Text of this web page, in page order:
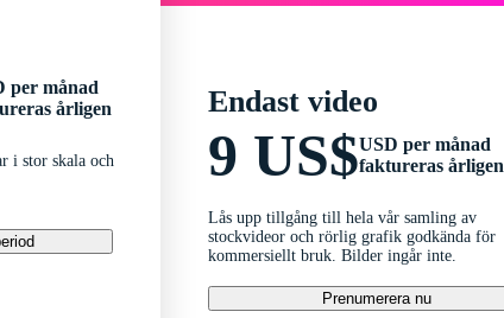
per månad
årligen
i stor skala och
Endast video
9 US$USD per månad
faktureras årligen
Lås upp tillgång till hela vår samling av
stockvideor och rörlig grafik godkända för
kommersiellt bruk. Bilder ingår inte.
Prenumerera nu